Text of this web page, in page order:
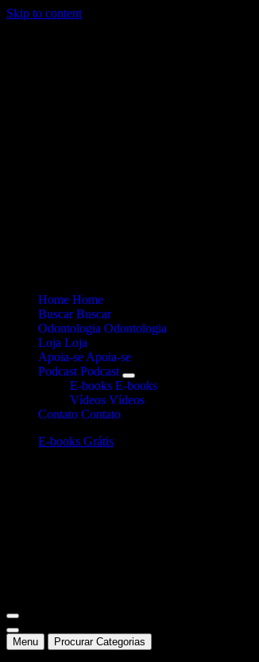
Skip to content
Home Home
Buscar Buscar
Odontologia Odontologia
Loja Loja
Apoia-se Apoia-se
Podcast Podcast
E-books E-books
Vídeos Vídeos
Contato Contato
E-books Grátis
Menu Procurar Categorias